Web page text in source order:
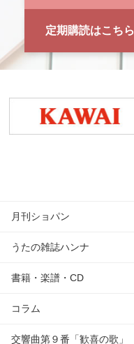
定期購読はこちら
月刊ショパン
うたの雑誌ハンナ
書籍・楽譜・CD
コラム
交響曲第９番「歓喜の歌」